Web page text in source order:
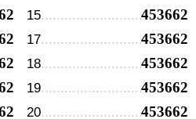
15 453662
17 453662
18 453662
19 453662
20 453662